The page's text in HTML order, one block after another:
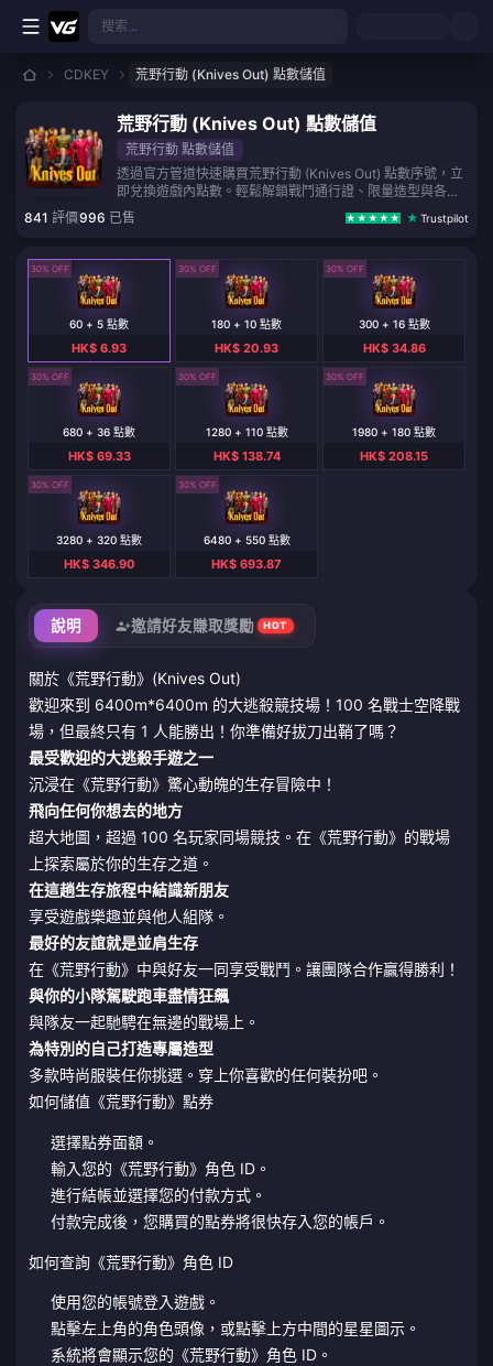
跳至主要內容
搜索...
CDKEY 荒野行動 (Knives Out) 點數儲值
荒野行動 (Knives Out) 點數儲值
荒野行動 點數儲值
透過官方管道快速購買荒野行動 (Knives Out) 點數序號，立
即兌換遊戲內點數。輕鬆解鎖戰鬥通行證、限量造型與各類
稀有道具，助你在戰場上脫穎而出。付款後立即發送序號，
安全又便捷。
841 評價996 已售 Trustpilot
說明 邀請好友賺取獎勵 HOT
關於《荒野行動》(Knives Out)
歡迎來到 6400m*6400m 的大逃殺競技場！100 名戰士空降戰
場，但最終只有 1 人能勝出！你準備好拔刀出鞘了嗎？
最受歡迎的大逃殺手遊之一
沉浸在《荒野行動》驚心動魄的生存冒險中！
飛向任何你想去的地方
超大地圖，超過 100 名玩家同場競技。在《荒野行動》的戰場
上探索屬於你的生存之道。
在這趟生存旅程中結識新朋友
享受遊戲樂趣並與他人組隊。
最好的友誼就是並肩生存
在《荒野行動》中與好友一同享受戰鬥。讓團隊合作贏得勝利！
與你的小隊駕駛跑車盡情狂飆
與隊友一起馳騁在無邊的戰場上。
為特別的自己打造專屬造型
多款時尚服裝任你挑選。穿上你喜歡的任何裝扮吧。
如何儲值《荒野行動》點券
選擇點券面額。
輸入您的《荒野行動》角色 ID。
進行結帳並選擇您的付款方式。
付款完成後，您購買的點券將很快存入您的帳戶。
如何查詢《荒野行動》角色 ID
使用您的帳號登入遊戲。
點擊左上角的角色頭像，或點擊上方中間的星星圖示。
系統將會顯示您的《荒野行動》角色 ID。
30% OFF
60 + 5 點數
HK$ 6.93
30% OFF
180 + 10 點數
HK$ 20.93
30% OFF
300 + 16 點數
HK$ 34.86
30% OFF
680 + 36 點數
HK$ 69.33
30% OFF
1280 + 110 點數
HK$ 138.74
30% OFF
1980 + 180 點數
HK$ 208.15
30% OFF
3280 + 320 點數
HK$ 346.90
30% OFF
6480 + 550 點數
HK$ 693.87